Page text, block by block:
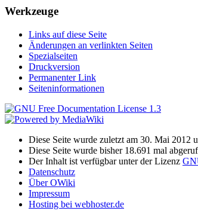
Werkzeuge
Links auf diese Seite
Änderungen an verlinkten Seiten
Spezialseiten
Druckversion
Permanenter Link
Seiteninformationen
Diese Seite wurde zuletzt am 30. Mai 2012
Diese Seite wurde bisher 18.691 mal
Der Inhalt ist verfügbar unter der Lizenz
Datenschutz
Über OWiki
Impressum
Hosting bei webhoster.de